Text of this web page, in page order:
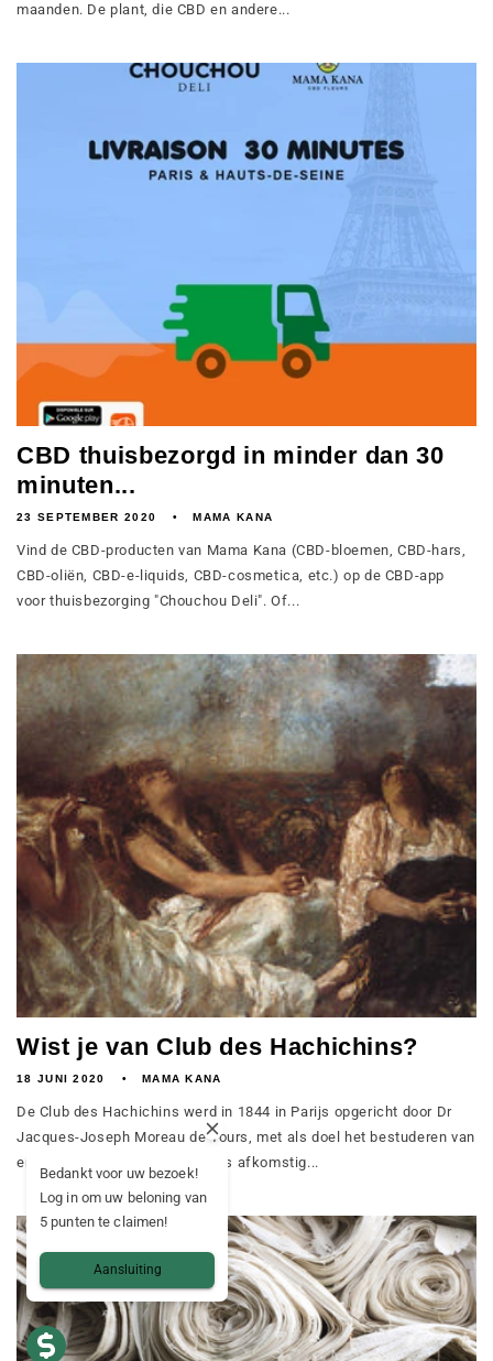
maanden. De plant, die CBD en andere...
CBD thuisbezorgd in minder dan 30
minuten...
23 SEPTEMBER 2020 MAMA KANA
Vind de CBD-producten van Mama Kana (CBD-bloemen, CBD-hars,
CBD-oliën, CBD-e-liquids, CBD-cosmetica, etc.) op de CBD-app
voor thuisbezorging "Chouchou Deli". Of...
Wist je van Club des Hachichins?
18 JUNI 2020 MAMA KANA
De Club des Hachichins werd in 1844 in Parijs opgericht door Dr
Jacques-Joseph Moreau de Tours, met als doel het bestuderen van
en het experimenteren met hars afkomstig...
Bedankt voor uw bezoek!
Log in om uw beloning van
5 punten te claimen!
Aansluiting